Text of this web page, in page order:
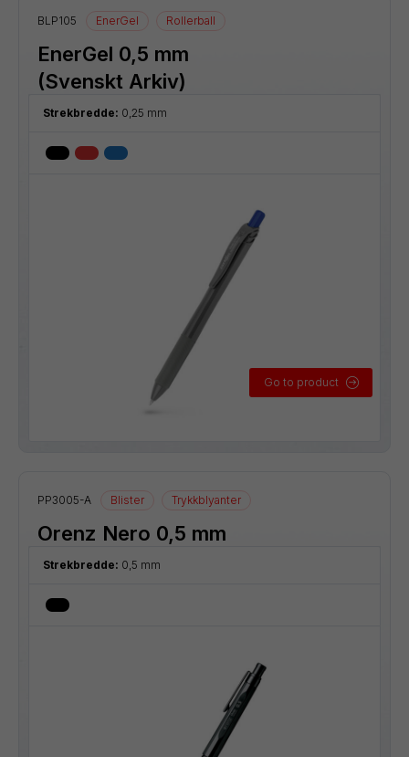
BLP105 EnerGel Rollerball
EnerGel 0,5 mm
(Svenskt Arkiv)
Strekbredde: 0,25 mm
Go to product
PP3005-A Blister Trykkblyanter
Orenz Nero 0,5 mm
Strekbredde: 0,5 mm